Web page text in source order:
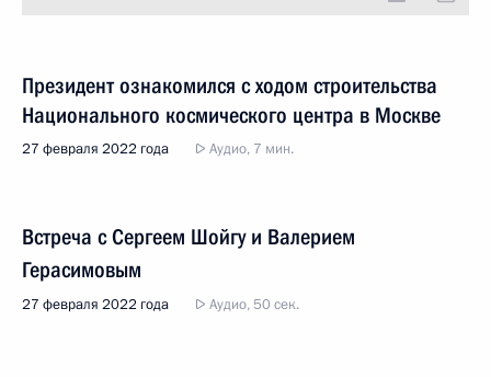
Президент ознакомился с ходом строительства
Национального космического центра в Москве
27 февраля 2022 года Аудио, 7 мин.
Встреча с Сергеем Шойгу и Валерием
Герасимовым
27 февраля 2022 года Аудио, 50 сек.